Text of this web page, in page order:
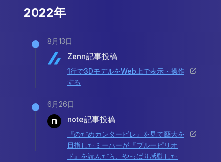
2022年
8月13日
Zenn記事投稿
1行で3DモデルをWeb上で表示・操作
する
6月26日
note記事投稿
『のだめカンタービレ』を見て藝大を
目指したミーハーが『ブルーピリオ
ド』を読んだら、やっぱり感動した